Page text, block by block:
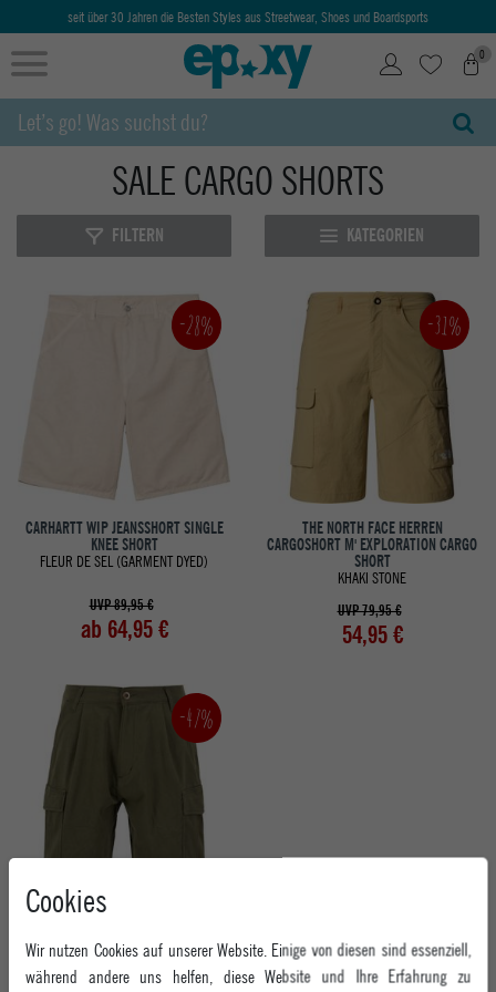
seit über 30 Jahren die Besten Styles aus Streetwear, Shoes und Boardsports
0
SALE CARGO SHORTS
FILTERN KATEGORIEN
-28%
CARHARTT WIP JEANSSHORT SINGLE
KNEE SHORT
FLEUR DE SEL (GARMENT DYED)
UVP 89,95 €
ab 64,95 €
-31%
THE NORTH FACE HERREN
CARGOSHORT M' EXPLORATION CARGO
SHORT
KHAKI STONE
UVP 79,95 €
54,95 €
-47%
CARGOSHORT AIRCRAFT
DARK OLIVE
Cookies
Wir nutzen Cookies auf unserer Website. Einige von diesen sind essenziell,
während andere uns helfen, diese Website und Ihre Erfahrung zu